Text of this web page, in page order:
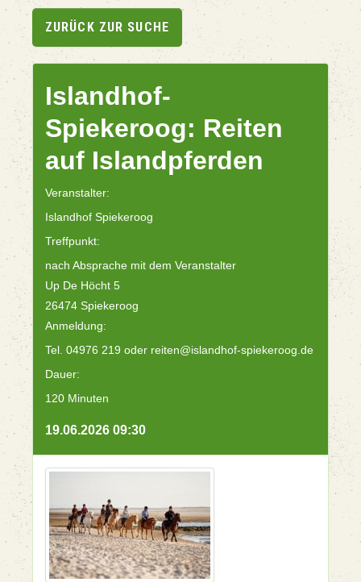
ZURÜCK ZUR SUCHE
Islandhof-
Spiekeroog: Reiten
auf Islandpferden
Veranstalter:
Islandhof Spiekeroog
Treffpunkt:
nach Absprache mit dem Veranstalter
Up De Höcht 5
26474 Spiekeroog
Anmeldung:
Tel. 04976 219 oder reiten@islandhof-spiekeroog.de
Dauer:
120 Minuten
19.06.2026 09:30